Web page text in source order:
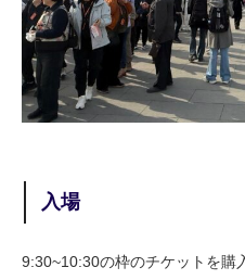
入場
9:30~10:30の枠のチケットを購